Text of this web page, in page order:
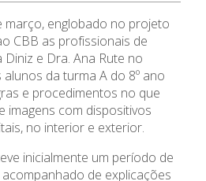
março, englobado no projeto
CBB as profissionais de
e Dra. Ana Rute no
da turma A do 8º ano
e procedimentos no que
imagens com dispositivos
no interior e exterior.
inicialmente um período de
de explicações